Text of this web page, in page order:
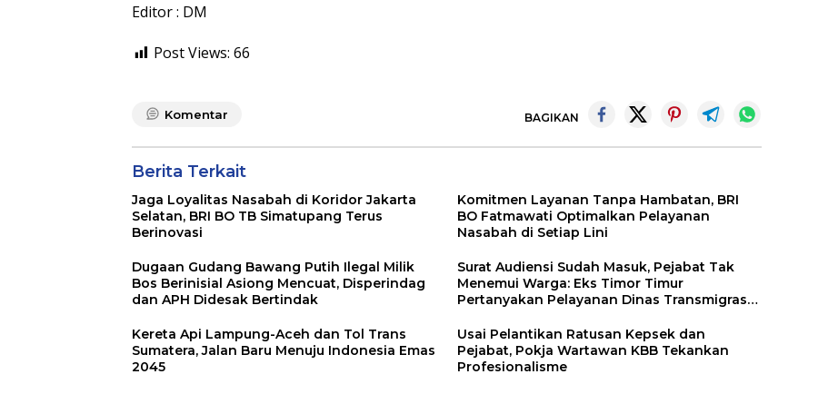
Editor : DM
Post Views: 66
Komentar BAGIKAN
Berita Terkait
Jaga Loyalitas Nasabah di Koridor Jakarta
Selatan, BRI BO TB Simatupang Terus
Berinovasi
Komitmen Layanan Tanpa Hambatan, BRI
BO Fatmawati Optimalkan Pelayanan
Nasabah di Setiap Lini
Dugaan Gudang Bawang Putih Ilegal Milik
Bos Berinisial Asiong Mencuat, Disperindag
dan APH Didesak Bertindak
Surat Audiensi Sudah Masuk, Pejabat Tak
Menemui Warga: Eks Timor Timur
Pertanyakan Pelayanan Dinas Transmigrasi
Kereta Api Lampung-Aceh dan Tol Trans
Sumatera, Jalan Baru Menuju Indonesia Emas
2045
Usai Pelantikan Ratusan Kepsek dan
Pejabat, Pokja Wartawan KBB Tekankan
Profesionalisme